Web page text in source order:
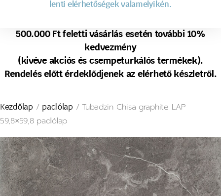
lenti elérhetőségek valamelyikén.
500.000 Ft feletti vásárlás esetén további 10%
kedvezmény
(kivéve akciós és csempeturkálós termékek).
Rendelés előtt érdeklődjenek az elérhető készletről.
Kezdőlap / padlólap / Tubadzin Chisa graphite LAP
59,8×59,8 padlólap